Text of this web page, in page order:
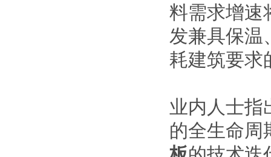
料需求增速
发兼具保温
耗建筑要求
业内人士指
的全生命周